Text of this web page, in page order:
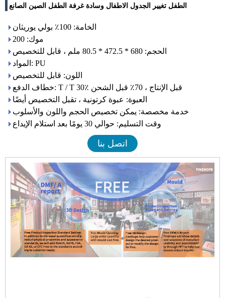
الطفل تغيير الجدول الاطفال وسادة غرفة الطفل الصين الصانع
الخامة: 100٪ بولي يوريثان
موك: 200
الحجم: 680 * 472.5 * 80.5 ملم ، قابل للتخصيص
المواد: PU
اللون: قابل للتخصيص
خطاف الدفع: T / T 30٪ قبل الإنتاج ، 70٪ قبل الشحن
العبوة: عبوة كرتونية ، تقبل التخصيص أيضًا
خدمة مخصصة: يمكن تخصيص الحجم واللون والأسلوب
وقت التسليم: حوالي 30 يومًا بعد استلام الإيداع
اتصل بنا